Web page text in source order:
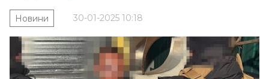
30-01-2025 10:18
Новини